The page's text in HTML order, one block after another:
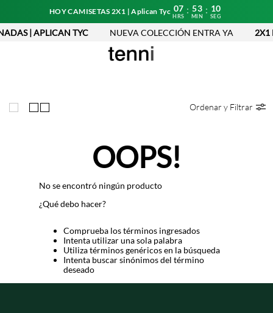
HOY CAMISETAS 2X1 | Aplican Tyc 07
HRS
: 53
MIN
: 10
SEG
| APLICAN TYC NUEVA COLECCIÓN ENTRA YA 2X1
Ordenar y Filtrar
OOPS!
No se encontró ningún producto
¿Qué debo hacer?
Comprueba los términos ingresados
Intenta utilizar una sola palabra
Utiliza términos genéricos en la búsqueda
Intenta buscar sinónimos del término
deseado